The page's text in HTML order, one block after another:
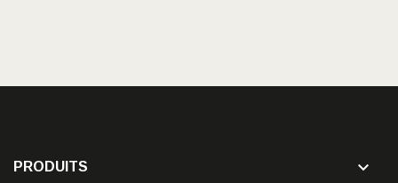
PRODUITS 